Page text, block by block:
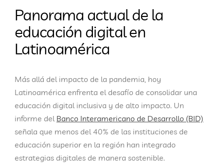
Panorama actual de la
educación digital en
Latinoamérica
Más allá del impacto de la pandemia, hoy
Latinoamérica enfrenta el desafío de consolidar una
educación digital inclusiva y de alto impacto. Un
informe del Banco Interamericano de Desarrollo (BID)
señala que menos del 40% de las instituciones de
educación superior en la región han integrado
estrategias digitales de manera sostenible.